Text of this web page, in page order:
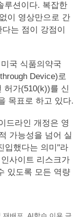
루션이다. 복잡한
이 영상만으로 간
는 점이 강점이
국 식품의약국
Device)로
허가(510(k))를 신
목표로 하고 있다.
드라인 개정은 영
가능성을 넘어 실
입했다는 의미"라
사이트 리스크가
있도록 모든 역량